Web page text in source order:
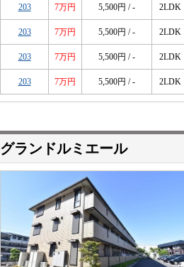
203 7万円 5,500円 / - 2LDK
203 7万円 5,500円 / - 2LDK
203 7万円 5,500円 / - 2LDK
203 7万円 5,500円 / - 2LDK
グランドルミエール